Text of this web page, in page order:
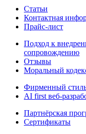
Статьи
Контактная
Прайс-лист
Подход к
сопровождению
Отзывы
Моральный
Фирменный
AI first веб-
Партнёрская
Сертификаты